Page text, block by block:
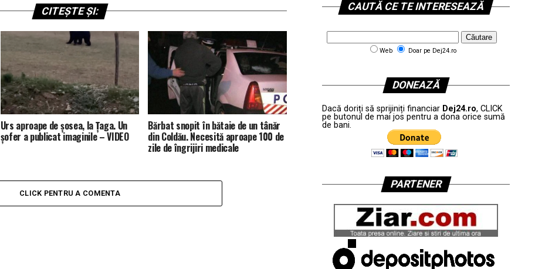
CITEȘTE ȘI:
Urs aproape de șosea, la Țaga. Un
șofer a publicat imaginile – VIDEO
Bărbat snopit în bătaie de un tânăr
din Coldău. Necesită aproape 100 de
zile de îngrijiri medicale
CLICK PENTRU A COMENTA
CAUTĂ CE TE INTERESEAZĂ
Web Doar pe Dej24.ro
DONEAZĂ
Dacă doriți să sprijiniți financiar Dej24.ro, CLICK
pe butonul de mai jos pentru a dona orice sumă
de bani.
PARTENER